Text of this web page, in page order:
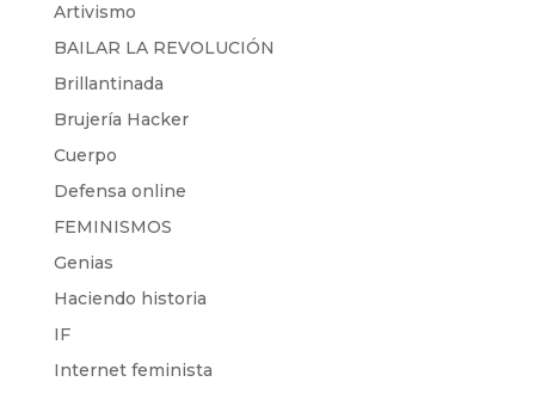
Artivismo
BAILAR LA REVOLUCIÓN
Brillantinada
Brujería Hacker
Cuerpo
Defensa online
FEMINISMOS
Genias
Haciendo historia
IF
Internet feminista